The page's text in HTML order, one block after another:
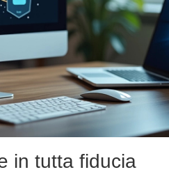
in tutta fiducia